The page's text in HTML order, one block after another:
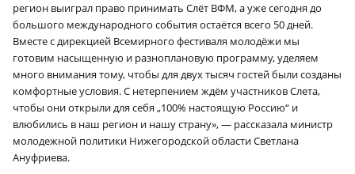
регион выиграл право принимать Слёт ВФМ, а уже сегодня до
большого международного события остаётся всего 50 дней.
Вместе с дирекцией Всемирного фестиваля молодёжи мы
готовим насыщенную и разноплановую программу, уделяем
много внимания тому, чтобы для двух тысяч гостей были созданы
комфортные условия. С нетерпением ждём участников Слета,
чтобы они открыли для себя „100% настоящую Россию“ и
влюбились в наш регион и нашу страну», — рассказала министр
молодежной политики Нижегородской области Светлана
Ануфриева.